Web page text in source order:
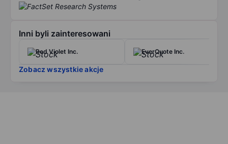
Inni byli zainteresowani
Red Violet Inc. EverQuote Inc.
Zobacz wszystkie akcje